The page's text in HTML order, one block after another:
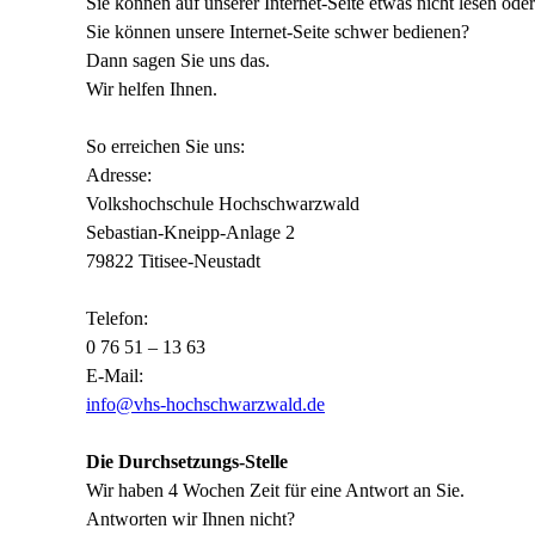
Sie können unsere Internet-Seite schwer bedienen?
Dann sagen Sie uns das.
Wir helfen Ihnen.
So erreichen Sie uns:
Adresse:
Volkshochschule Hochschwarzwald
Sebastian-Kneipp-Anlage 2
79822 Titisee-Neustadt
Telefon:
0 76 51 – 13 63
E-Mail:
info@vhs-hochschwarzwald.de
Die Durchsetzungs-Stelle
Wir haben 4 Wochen Zeit für eine Antwort an Sie.
Antworten wir Ihnen nicht?